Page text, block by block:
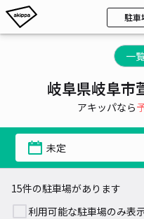
駐車
一
岐阜県岐阜市
アキッパなら
未定
15件の駐車場があります
利用可能な駐車場のみ表